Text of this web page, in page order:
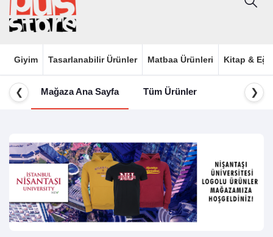
Giyim Tasarlanabilir Ürünler Matbaa Ürünleri Kitap &
❮ Mağaza Ana Sayfa Tüm Ürünler ❯